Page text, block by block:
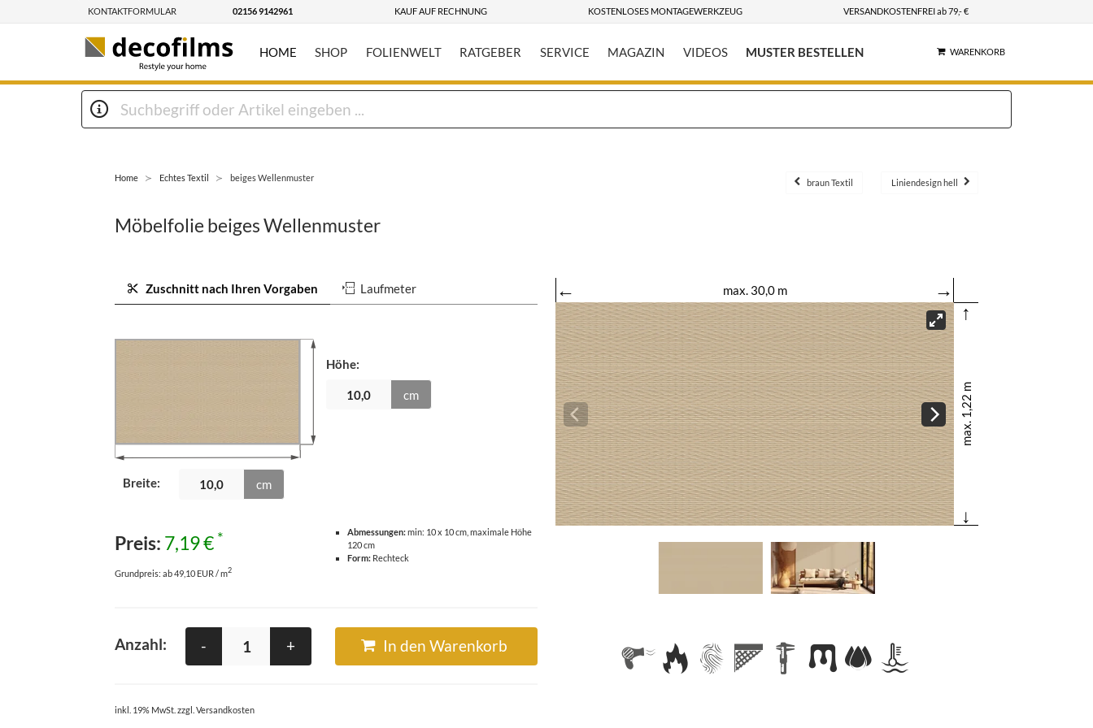
KONTAKTFORMULAR 02156 9142961 KAUF AUF RECHNUNG KOSTENLOSES MONTAGEWERKZEUG VERSANDKOSTENFREI ab 79,- €
HOME SHOP FOLIENWELT RATGEBER SERVICE MAGAZIN VIDEOS MUSTER BESTELLEN WARENKORB
Home Echtes Textil beiges Wellenmuster braun Textil Liniendesign hell
Möbelfolie beiges Wellenmuster
Zuschnitt nach Ihren Vorgaben Laufmeter
Breite: cm
Höhe:
cm
Preis: 7,19 € *
Grundpreis: ab 49,10 EUR / m2
Abmessungen:min: 10 x 10 cm, maximale Höhe
120 cm
Form: Rechteck
Anzahl: - + In den Warenkorb
inkl. 19% MwSt. zzgl. Versandkosten
← max. 30,0 m
→
↑
max. 1,22 m
↓